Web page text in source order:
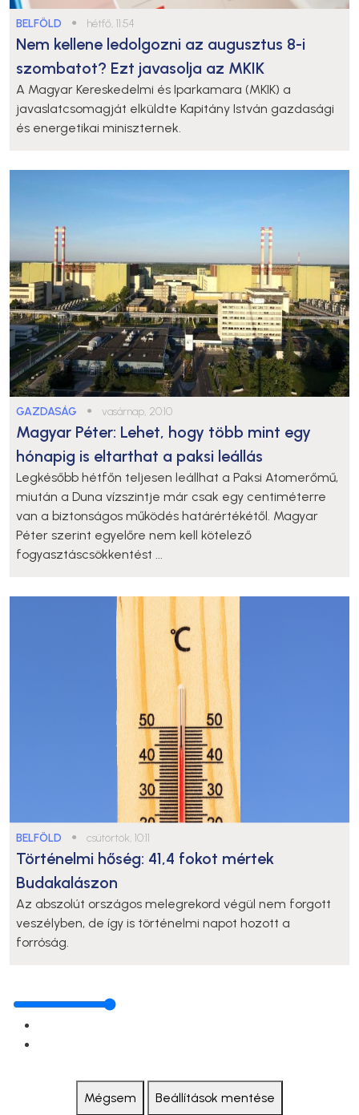
BELFÖLD ● hétfő, 11:54
Nem kellene ledolgozni az augusztus 8-i
szombatot? Ezt javasolja az MKIK
A Magyar Kereskedelmi és Iparkamara (MKIK) a
javaslatcsomagját elküldte Kapitány István gazdasági
és energetikai miniszternek.
GAZDASÁG ● vasárnap, 20:10
Magyar Péter: Lehet, hogy több mint egy
hónapig is eltarthat a paksi leállás
Legkésőbb hétfőn teljesen leállhat a Paksi Atomerőmű,
miután a Duna vízszintje már csak egy centiméterre
van a biztonságos működés határértékétől. Magyar
Péter szerint egyelőre nem kell kötelező
fogyasztáscsökkentést ...
BELFÖLD ● csütörtök, 10:11
Történelmi hőség: 41,4 fokot mértek
Budakalászon
Az abszolút országos melegrekord végül nem forgott
veszélyben, de így is történelmi napot hozott a
forróság.
Mégsem Beállítások mentése